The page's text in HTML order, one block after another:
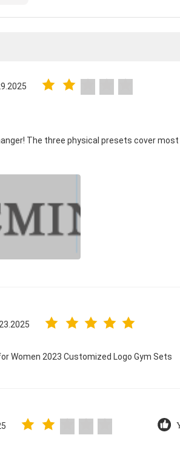
The three physical presets cover
Women 2023 Customized Logo Gym Sets